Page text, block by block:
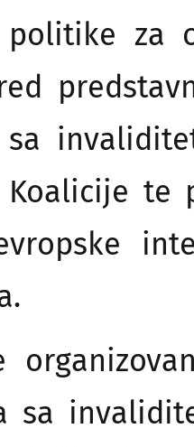
za
Koalicije te
sa